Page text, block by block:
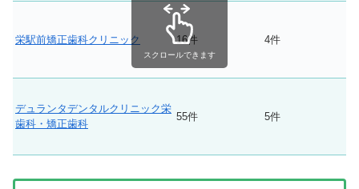
栄駅前矯正歯科クリニック 16件 4件
デュランタデンタルクリニック栄
歯科・矯正歯科
55件 5件
スクロールできます